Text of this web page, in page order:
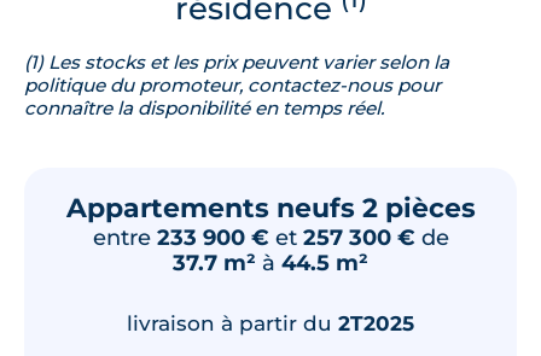
(1) Les stocks et les prix peuvent varier selon la
politique du promoteur, contactez-nous pour
connaître la disponibilité en temps réel.
Appartements neufs 2 pièces
entre 233 900 € et 257 300 € de
37.7 m² à 44.5 m²
livraison à partir du 2T2025